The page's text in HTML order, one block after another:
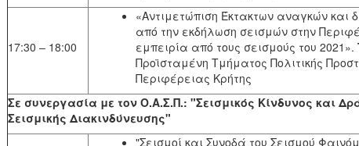
17:30 – 18:00
«Αντιμετώπιση Έκτακτων αναγκών και
από την εκδήλωση σεισμών στην
εμπειρία από τους σεισμούς του 2021».
Προϊσταμένη Τμήματος Πολιτικής
Περιφέρειας Κρήτης
Σε συνεργασία με τον Ο.Α.Σ.Π.: "Σεισμικός Κίνδυνος και
Σεισμικής Διακινδύνευσης"
"Σεισμοί και Συνοδά του Σεισμού